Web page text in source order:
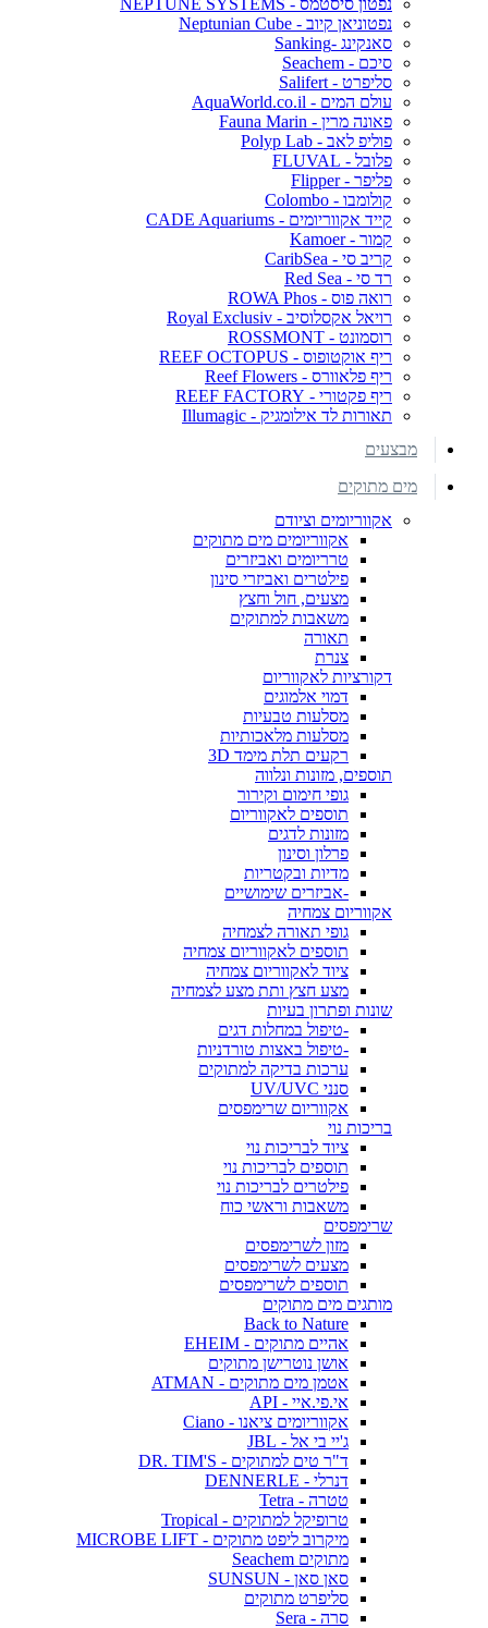
נפטוניאן קיוב - Neptunian Cube
סאנקינג -Sanking
סיכם - Seachem
סליפרט - Salifert
עולם המים - AquaWorld.co.il
פאונה מרין - Fauna Marin
פוליפ לאב - Polyp Lab
פלובל - FLUVAL
פליפר - Flipper
קולומבו - Colombo
קייד אקווריומים - CADE Aquariums
קמור - Kamoer
קריב סי - CaribSea
רד סי - Red Sea
רואה פוס - ROWA Phos
רויאל אקסלוסיב - Royal Exclusiv
רוסמונט - ROSSMONT
ריף אוקטופוס - REEF OCTOPUS
ריף פלאוורס - Reef Flowers
ריף פקטורי - REEF FACTORY
תאורות לד אילומגיק - Illumagic
מבצעים
מים מתוקים
אקווריומים וציודם
אקווריומים מים מתוקים
טרריומים ואביזרים
פילטרים ואביזרי סינון
מצעים, חול וחצץ
משאבות למתוקים
תאורה
צנרת
דקורציות לאקווריום
דמוי אלמוגים
מסלעות טבעיות
מסלעות מלאכותיות
רקעים תלת מימד 3D
תוספים, מזונות ונלווה
גופי חימום וקירור
תוספים לאקווריום
מזונות לדגים
פרלון וסינון
מדיות ובקטריות
-אביזרים שימושיים
אקווריום צמחיה
גופי תאורה לצמחיה
תוספים לאקווריום צמחיה
ציוד לאקווריום צמחיה
מצע חצץ ותת מצע לצמחיה
שונות ופתרון בעיות
-טיפול במחלות דגים
-טיפול באצות טורדניות
ערכות בדיקה למתוקים
סנני UV/UVC
אקווריום שרימפסים
בריכות נוי
ציוד לבריכות נוי
תוספים לבריכות נוי
פילטרים לבריכות נוי
משאבות וראשי כוח
שרימפסים
מזון לשרימפסים
מצעים לשרימפסים
תוספים לשרימפסים
מותגים מים מתוקים
Back to Nature
אהיים מתוקים - EHEIM
אושן נוטרישן מתוקים
אטמן מים מתוקים - ATMAN
אי.פי.איי - API
אקווריומים ציאנו - Ciano
ג'יי בי אל - JBL
ד"ר טים למתוקים - DR. TIM'S
דנרלי - DENNERLE
טטרה - Tetra
טרופיקל למתוקים - Tropical
מיקרוב ליפט מתוקים - MICROBE LIFT
מתוקים Seachem
סאן סאן - SUNSUN
סליפרט מתוקים
סרה - Sera